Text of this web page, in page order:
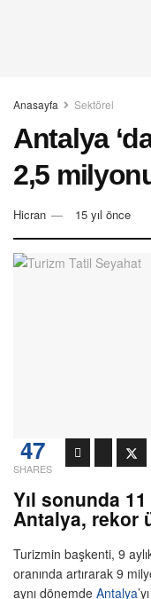
Anasayfa Sektörel
Antalya
2,5
Hicran 15 yıl önce
47
SHARES
Yıl sonunda
Antalya, rekor
Turizmin başkenti, 9
oranında artırarak 9
aynı dönemde Antalya